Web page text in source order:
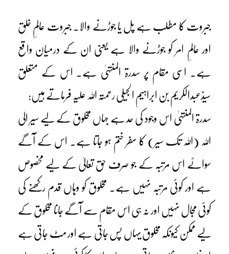
جبروت کا مطلب ہے پل یا جوڑنے والا۔ جبروت عالمِ خلق
اور عالمِ امر کو جوڑنے والا ہے یعنی ان کے درمیان واقع
ہے۔ اسی مقام پر سدرۃ المنتہیٰ ہے۔ اس کے متعلق
سیدّعبدالکریم بن ابراہیم الجیلی رحمتہ اللہ علیہ فرماتے ہیں:
سدرۃ المنتہیٰ اس وجود کی حد ہے جہاں مخلوق کے لیے سیر الی
اللہ (اللہ تک سیر) کا سفر ختم ہو جاتا ہے۔ اس کے آگے
سوائے اس مرتبہ کے جو صرف حق تعالیٰ کے لیے مخصوص
ہے اور کوئی مرتبہ نہیں ہے۔ مخلوق کو وہاں قدم رکھنے کی
کوئی مجال نہیں اور نہ ہی اس مقام سے آگے جانا مخلوق کے
لیے ممکن کیونکہ مخلوق یہاں پس جاتی ہے اور مٹ جاتی ہے